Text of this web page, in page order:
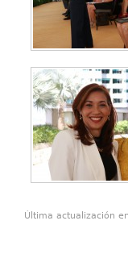
Última actualización